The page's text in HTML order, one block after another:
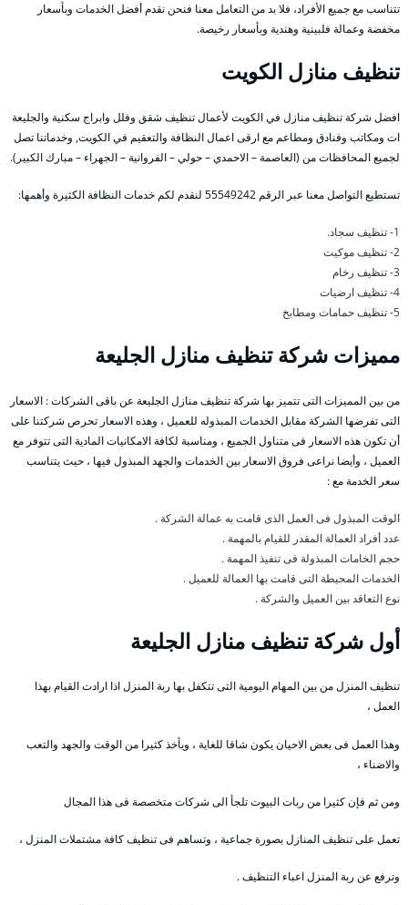
تتناسب مع جميع الأفراد، فلا بد من التعامل معنا فنحن نقدم أفضل الخدمات وبأسعار
مخفضة وعمالة فلبينية وهندية وبأسعار رخيصة.
تنظيف منازل الكويت
افضل شركة تنظيف منازل في الكويت لأعمال تنظيف شقق وفلل وابراج سكنية والجليعة
ات ومكاتب وفنادق ومطاعم مع ارقى اعمال النظافة والتعقيم في الكويت, وخدماتنا تصل
لجميع المحافظات من (العاصمة – الاحمدي – حولي – الفروانية – الجهراء – مبارك الكبير).
تستطيع التواصل معنا عبر الرقم 55549242 لنقدم لكم خدمات النظافة الكثيرة وأهمها:
1- تنظيف سجاد.
2- تنظيف موكيت
3- تنظيف رخام
4- تنظيف ارضيات
5- تنظيف حمامات ومطابخ
مميزات شركة تنظيف منازل الجليعة
من بين المميزات التى تتميز بها شركة تنظيف منازل الجليعة عن باقى الشركات : الاسعار
التى تفرضها الشركة مقابل الخدمات المبذوله للعميل ، وهذه الاسعار تحرص شركتنا على
أن تكون هذه الاسعار فى متناول الجميع ، ومناسبة لكافة الامكانيات المادية التى تتوفر مع
العميل ، وأيضا نراعى فروق الاسعار بين الخدمات والجهد المبذول فيها ، حيث يتناسب
سعر الخدمة مع :
الوقت المبذول فى العمل الذى قامت به عمالة الشركة .
عدد أفراد العمالة المقدر للقيام بالمهمة .
حجم الخامات المبذولة فى تنفيذ المهمة .
الخدمات المحيطة التى قامت بها العمالة للعميل .
نوع التعاقد بين العميل والشركة .
أول شركة تنظيف منازل الجليعة
تنظيف المنزل من بين المهام اليومية التى تتكفل بها ربة المنزل اذا ارادت القيام بهذا
العمل ،
وهذا العمل فى بعض الاحيان يكون شاقا للغاية ، ويأخذ كثيرا من الوقت والجهد والتعب
والاضناء ،
ومن ثم فإن كثيرا من ربات البيوت تلجأ الى شركات متخصصة فى هذا المجال
تعمل على تنظيف المنازل بصورة جماعية ، وتساهم فى تنظيف كافة مشتملات المنزل ،
وترفع عن ربة المنزل اعباء التنظيف .